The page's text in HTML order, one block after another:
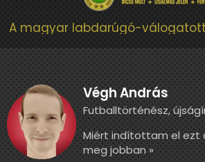
A magyar labdarúgó-
Végh András
Futballtörténész,
Miért indítottam el ezt
meg jobban »